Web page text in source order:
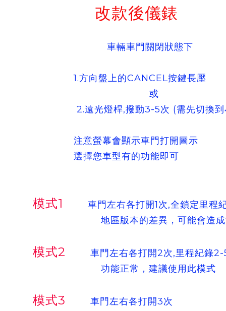
改款後儀錶
車輛車門關閉狀態下
1.方向盤上的CANCEL按鍵長壓
或
2.遠光燈桿,撥動3-5次 (需先切換到
注意螢幕會顯示車門打開圖示
選擇您車型有的功能即可
模式1
車門左右各打開1次,全鎖定里程
地區版本的差異，可能會造成油
模式2
車門左右各打開2次,里程紀錄2-
功能正常，建議使用此模式
模式3
車門左右各打開3次